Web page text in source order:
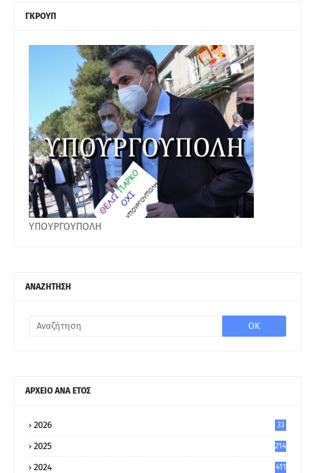
ΓΚΡΟΥΠ
ΥΠΟΥΡΓΟΥΠΟΛΗ
ΑΝΑΖΗΤΗΣΗ
ΑΡΧΕΙΟ ΑΝΑ ΕΤΟΣ
2026 33
2025 214
2024 411